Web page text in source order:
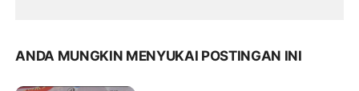
ANDA MUNGKIN MENYUKAI POSTINGAN INI